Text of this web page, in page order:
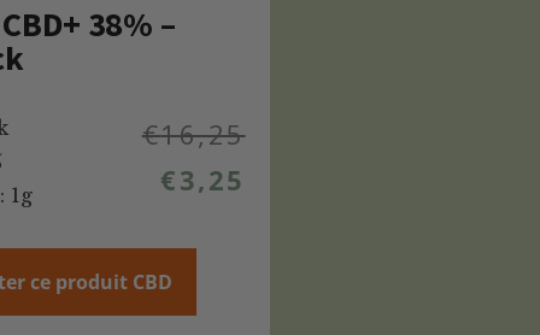
38% –
1g
€16,25
€3,25
ce produit CBD